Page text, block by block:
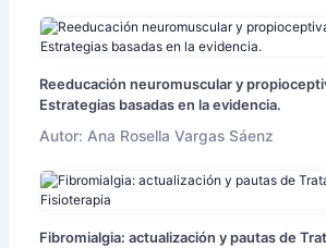
Reeducación neuromuscular y
Estrategias basadas en la evidencia.
Autor: Ana Rosella Vargas Sáenz
Fibromialgia: actualización y pautas de